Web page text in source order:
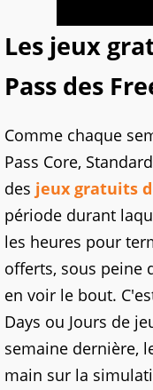
Les jeux
Pass des
Comme chaque
Pass Core,
des jeux gratuits
période durant
les heures pour
offerts, sous peine
en voir le bout.
Days ou Jours de
semaine dernière,
main sur la